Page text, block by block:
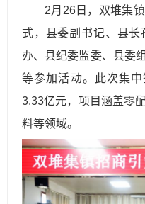
2月26日，双堆集
式，县委副书记、县
办、县纪委监委、县委
等参加活动。此次集
3.33亿元，项目涵盖零
料等领域。